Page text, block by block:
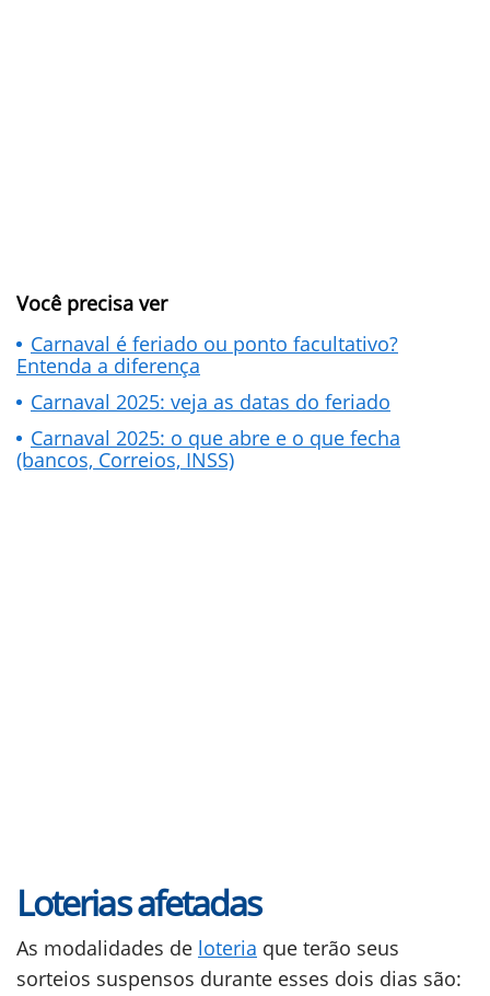
Você precisa ver
Carnaval é feriado ou ponto facultativo?
Entenda a diferença
Carnaval 2025: veja as datas do feriado
Carnaval 2025: o que abre e o que fecha
(bancos, Correios, INSS)
Loterias afetadas
As modalidades de loteria que terão seus
sorteios suspensos durante esses dois dias são: